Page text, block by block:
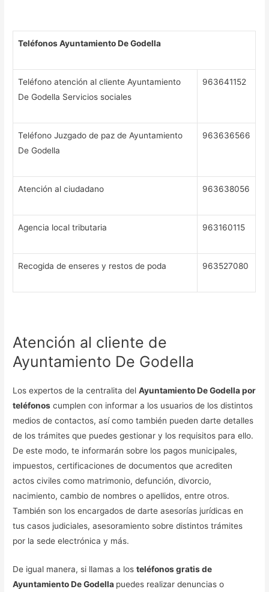
Teléfonos Ayuntamiento De Godella
Teléfono atención al cliente Ayuntamiento
De Godella Servicios sociales
963641152
Teléfono Juzgado de paz de Ayuntamiento
De Godella
963636566
Atención al ciudadano 963638056
Agencia local tributaria 963160115
Recogida de enseres y restos de poda 963527080
Atención al cliente de
Ayuntamiento De Godella
Los expertos de la centralita delAyuntamiento De Godella por
teléfonos cumplen con informar a los usuarios de los distintos
medios de contactos, así como también pueden darte detalles
de los trámites que puedes gestionar y los requisitos para ello.
De este modo, te informarán sobre los pagos municipales,
impuestos, certificaciones de documentos que acrediten
actos civiles como matrimonio, defunción, divorcio,
nacimiento, cambio de nombres o apellidos, entre otros.
También son los encargados de darte asesorías jurídicas en
tus casos judiciales, asesoramiento sobre distintos trámites
por la sede electrónica y más.
De igual manera, si llamas a losteléfonos gratis de
Ayuntamiento De Godella puedes realizar denuncias o